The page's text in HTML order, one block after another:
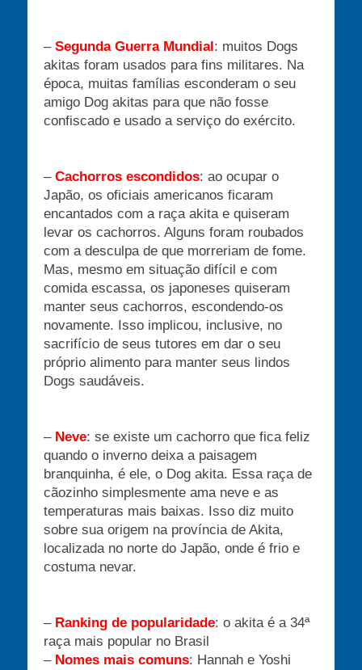
– Segunda Guerra Mundial : muitos Dogs
akitas foram usados para fins militares. Na
época, muitas famílias esconderam o seu
amigo Dog akitas para que não fosse
confiscado e usado a serviço do exército.
– Cachorros escondidos: ao ocupar o
Japão, os oficiais americanos ficaram
encantados com a raça akita e quiseram
levar os cachorros. Alguns foram roubados
com a desculpa de que morreriam de fome.
Mas, mesmo em situação difícil e com
comida escassa, os japoneses quiseram
manter seus cachorros, escondendo-os
novamente. Isso implicou, inclusive, no
sacrifício de seus tutores em dar o seu
próprio alimento para manter seus lindos
Dogs saudáveis.
– Neve: se existe um cachorro que fica feliz
quando o inverno deixa a paisagem
branquinha, é ele, o Dog akita. Essa raça de
cãozinho simplesmente ama neve e as
temperaturas mais baixas. Isso diz muito
sobre sua origem na província de Akita,
localizada no norte do Japão, onde é frio e
costuma nevar.
– Ranking de popularidade: o akita é a 34ª
raça mais popular no Brasil
– Nomes mais comuns: Hannah e Yoshi